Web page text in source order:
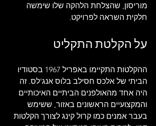
מוריסון, שהצלחת הלהקה שלו שימשה
חלקית השראה לפרויקט.
על הקלטת התקליט
ההקלטות התקיימו באפריל 1967 בסטודיו
הביתי של אלכס חסילב בלוס אנג'לס. זה
היה אחד מהאולפנים הביתיים האיכותיים
והמקצועיים הראשונים באזור, ששימש
בעבר אמנים כמו קרול קינג לצורך הקלטות